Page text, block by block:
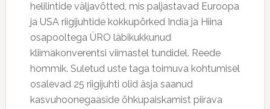
helilintide väljavõtted, mis paljastavad Euroopa
ja USA riigijuhtide kokkupõrked India ja Hiina
osapooltega ÜRO läbikukkunud
kliimakonverentsi viimastel tundidel. Reede
hommik. Suletud uste taga toimuva kohtumisel
osalevad 25 riigijuhti olid äsja saanud
kasvuhoonegaaside õhkupaiskamist piirava